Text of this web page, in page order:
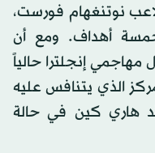
نوتنغهام فورست،
أهداف. ومع أن
إنجلترا حالياً
الذي يتنافس عليه
هاري كين في حالة